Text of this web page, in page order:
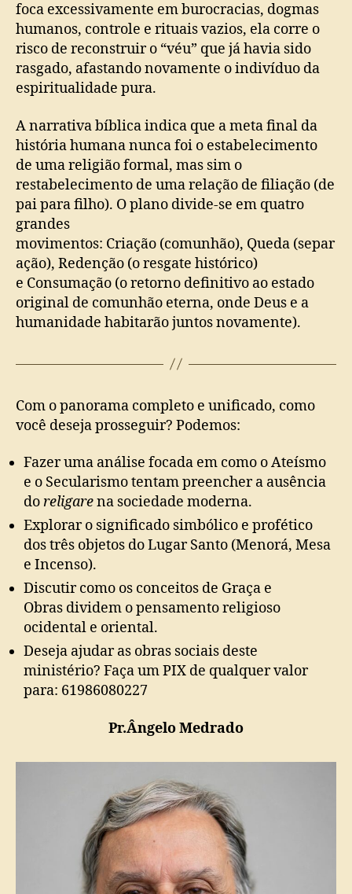
foca excessivamente em burocracias, dogmas
humanos, controle e rituais vazios, ela corre o
risco de reconstruir o “véu” que já havia sido
rasgado, afastando novamente o indivíduo da
espiritualidade pura.
A narrativa bíblica indica que a meta final da
história humana nunca foi o estabelecimento
de uma religião formal, mas sim o
restabelecimento de uma relação de filiação (de
pai para filho). O plano divide-se em quatro
grandes
movimentos: Criação (comunhão), Queda (separ
ação), Redenção (o resgate histórico)
e Consumação (o retorno definitivo ao estado
original de comunhão eterna, onde Deus e a
humanidade habitarão juntos novamente).
Com o panorama completo e unificado, como
você deseja prosseguir? Podemos:
Fazer uma análise focada em como o Ateísmo
e o Secularismo tentam preencher a ausência
doreligarena sociedade moderna.
Explorar o significado simbólico e profético
dos três objetos do Lugar Santo (Menorá, Mesa
e Incenso).
Discutir como os conceitos de Graça e
Obras dividem o pensamento religioso
ocidental e oriental.
Deseja ajudar as obras sociais deste
ministério? Faça um PIX de qualquer valor
para: 61986080227
Pr.Ângelo Medrado